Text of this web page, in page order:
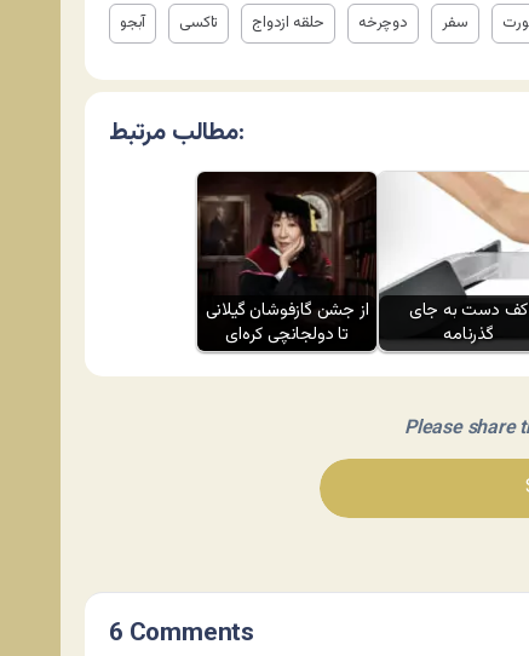
آبجو تاکسی حلقه ازدواج دوچرخه سفر
مطالب مرتبط:
از جشن گازفوشان گیلانی
تا دولجانچی کره‌ای
کف دست به جای
گذرنامه
Please share
6 Comments